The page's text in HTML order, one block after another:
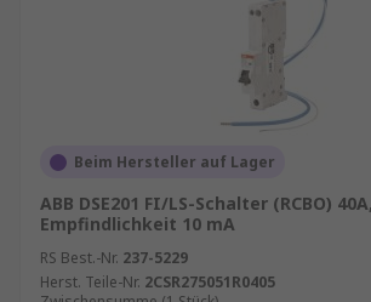
Beim Hersteller auf Lager
ABB DSE201 FI/LS-Schalter (RCBO)
Empfindlichkeit 10 mA
RS Best.-Nr. 237-5229
Herst. Teile-Nr. 2CSR275051R0405